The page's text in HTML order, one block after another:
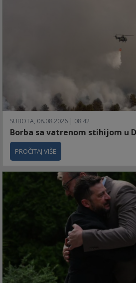
SUBOTA, 08.08.2026 | 08:42
Borba sa vatrenom stihijom u
PROČITAJ VIŠE